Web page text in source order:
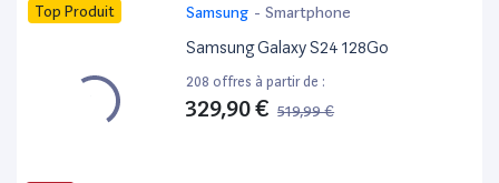
Top Produit Samsung - Smartphone
Samsung Galaxy S24 128Go
208 offres à partir de :
329,90 € 519,99 €